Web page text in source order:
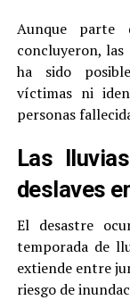
Aunque parte
concluyeron,
ha sido
víctimas ni
personas
Las
deslaves
El desastre
temporada de
extiende entre
riesgo de